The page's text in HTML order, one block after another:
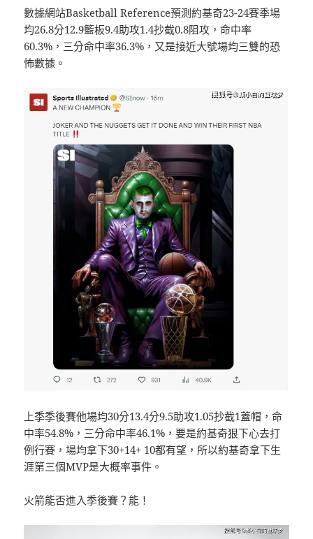
數據網站Basketball Reference預測約基奇23-24賽季場
均26.8分12.9籃板9.4助攻1.4抄截0.8阻攻，命中率
60.3%，三分命中率36.3%，又是接近大號場均三雙的恐
怖數據。
上季季後賽他場均30分13.4分9.5助攻1.05抄截1蓋帽，命
中率54.8%，三分命中率46.1%，要是約基奇狠下心去打
例行賽，場均拿下30+14+ 10都有望，所以約基奇拿下生
涯第三個MVP是大概率事件。
火箭能否進入季後賽？能！